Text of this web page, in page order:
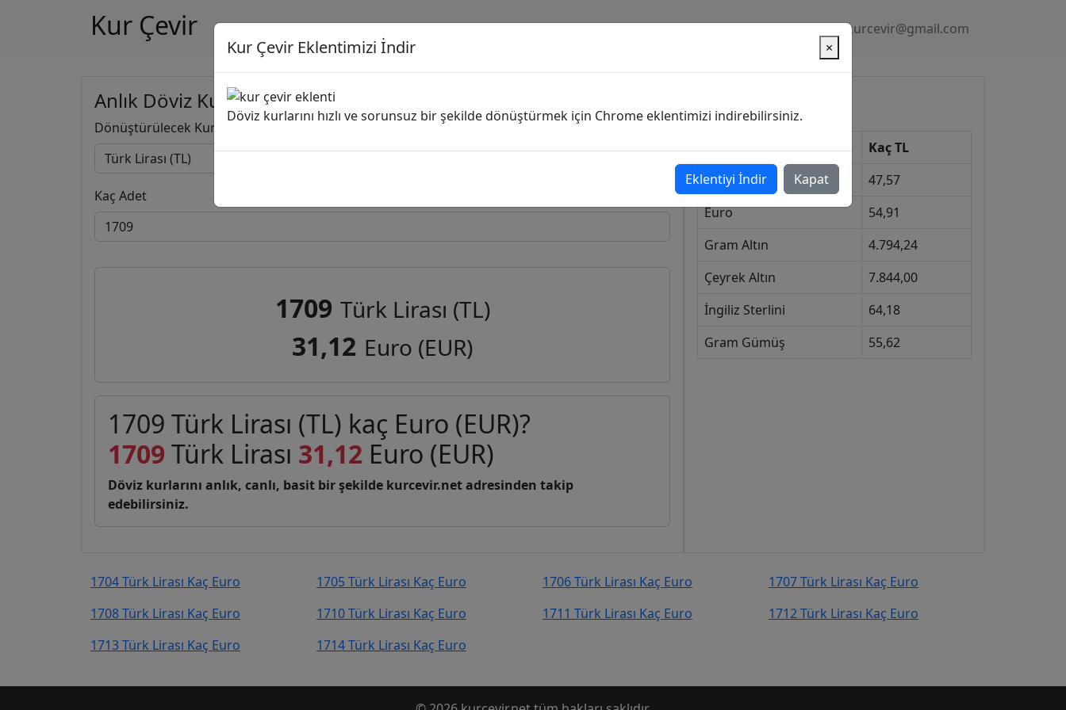
Kur Çevir Gizlilik Politikası kurcevir@gmail.com
Anlık Döviz Kuru Hesapla
Dönüştürülecek Kur Dönüşecek Kur
Kaç Adet
1709 Türk Lirası (TL)
31,12 Euro (EUR)
1709 Türk Lirası (TL) kaç Euro (EUR)?
1709 Türk Lirası 31,12 Euro (EUR)
Döviz kurlarını anlık, canlı, basit bir şekilde kurcevir.net adresinden takip
edebilirsiniz.
Kur
Kaç TL
Dolar
47,57
Euro
54,91
Gram Altın
4.794,24
Çeyrek Altın
7.844,00
İngiliz Sterlini
64,18
Gram Gümüş
55,62
1704 Türk Lirası Kaç Euro 1705 Türk Lirası Kaç Euro 1706 Türk Lirası Kaç Euro
1707 Türk Lirası Kaç Euro
1708 Türk Lirası Kaç Euro
1710 Türk Lirası Kaç Euro 1711 Türk Lirası Kaç Euro
1712 Türk Lirası Kaç Euro
1713 Türk Lirası Kaç Euro
1714 Türk Lirası Kaç Euro
Kur Çevir Eklentimizi İndir ×
Döviz kurlarını hızlı ve sorunsuz bir şekilde dönüştürmek için Chrome eklentimizi indirebilirsiniz.
Eklentiyi İndir Kapat